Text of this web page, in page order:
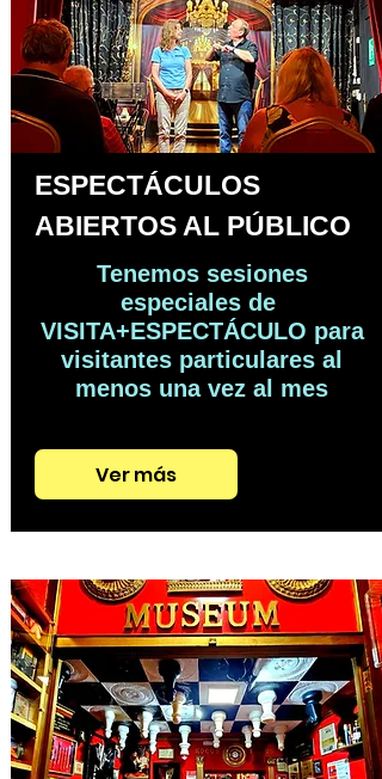
ESPECTÁCULOS
ABIERTOS AL PÚBLICO
Tenemos sesiones
especiales de
VISITA+ESPECTÁCULO para
visitantes particulares al
menos una vez al mes
Ver más